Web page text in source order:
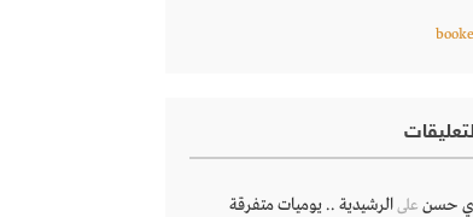
حسن علىالرشيدية .. يوميات متفرقة